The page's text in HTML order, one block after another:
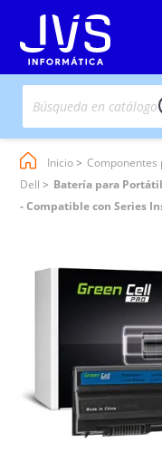
Inicio
Dell
Batería para Portátil
- Compatible con Series